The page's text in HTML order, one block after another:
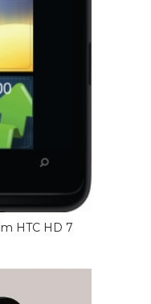
HTC HD 7